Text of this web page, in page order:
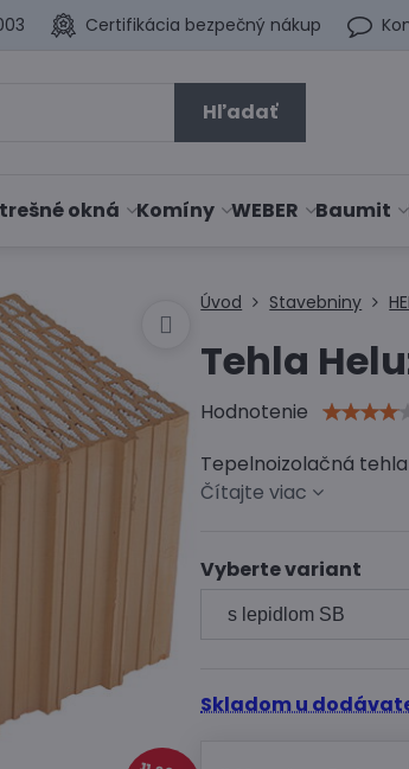
Certifikácia bezpečný nákup
Hľadať
okná Komíny WEBER Baumit
Úvod Stavebniny
Tehla
Hodnotenie
Tepelnoizolačná
Čítajte viac
Vyberte variant
Skladom u